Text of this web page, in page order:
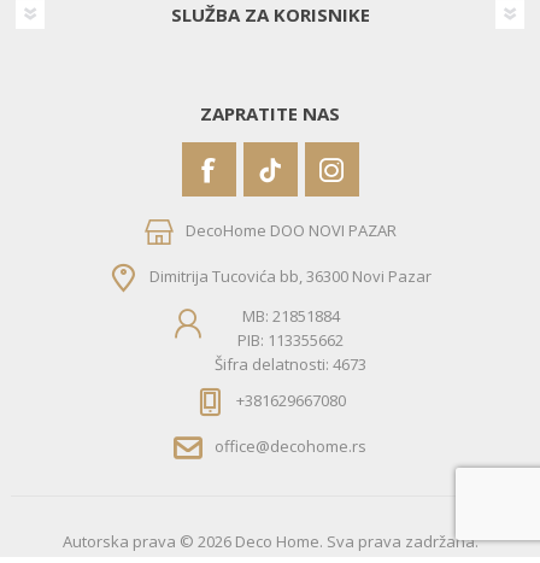
SLUŽBA ZA KORISNIKE
ZAPRATITE NAS
DecoHome DOO NOVI PAZAR
Dimitrija Tucovića bb, 36300 Novi Pazar
MB: 21851884
PIB: 113355662
Šifra delatnosti: 4673
+381629667080
office@decohome.rs
Autorska prava © 2026 Deco Home. Sva prava zadržana.